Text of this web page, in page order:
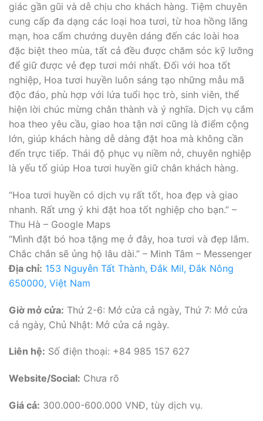
giác gần gũi và dễ chịu cho khách hàng. Tiệm chuyên
cung cấp đa dạng các loại hoa tươi, từ hoa hồng lãng
mạn, hoa cẩm chướng duyên dáng đến các loài hoa
đặc biệt theo mùa, tất cả đều được chăm sóc kỹ lưỡng
để giữ được vẻ đẹp tươi mới nhất. Đối với hoa tốt
nghiệp, Hoa tươi huyền luôn sáng tạo những mẫu mã
độc đáo, phù hợp với lứa tuổi học trò, sinh viên, thể
hiện lời chúc mừng chân thành và ý nghĩa. Dịch vụ cắm
hoa theo yêu cầu, giao hoa tận nơi cũng là điểm cộng
lớn, giúp khách hàng dễ dàng đặt hoa mà không cần
đến trực tiếp. Thái độ phục vụ niềm nở, chuyên nghiệp
là yếu tố giúp Hoa tươi huyền giữ chân khách hàng.
“Hoa tươi huyền có dịch vụ rất tốt, hoa đẹp và giao
nhanh. Rất ưng ý khi đặt hoa tốt nghiệp cho bạn.” –
Thu Hà – Google Maps
“Mình đặt bó hoa tặng mẹ ở đây, hoa tươi và đẹp lắm.
Chắc chắn sẽ ủng hộ lâu dài.” – Minh Tâm – Messenger
Địa chỉ: 153 Nguyễn Tất Thành, Đắk Mil, Đắk Nông
650000, Việt Nam
Giờ mở cửa: Thứ 2-6: Mở cửa cả ngày, Thứ 7: Mở cửa
cả ngày, Chủ Nhật: Mở cửa cả ngày.
Liên hệ: Số điện thoại: +84 985 157 627
Website/Social: Chưa rõ
Giá cả: 300.000-600.000 VNĐ, tùy dịch vụ.